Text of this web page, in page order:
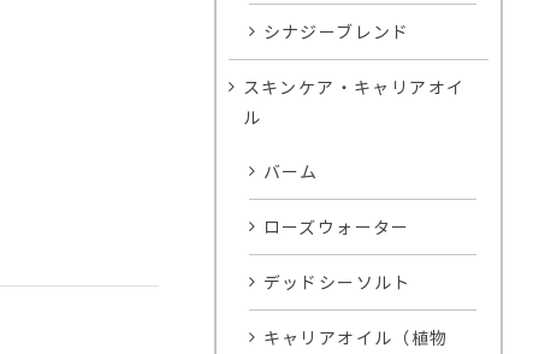
シナジーブレンド
スキンケア・キャリアオイ
ル
バーム
ローズウォーター
デッドシーソルト
キャリアオイル（植物